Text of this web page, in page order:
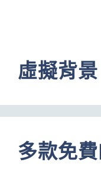
虛擬背
多款免